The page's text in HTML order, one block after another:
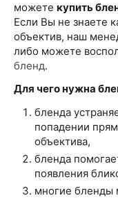
можете купить
Если Вы не знаете
объектив, наш
либо можете
бленд.
Для чего нужна
бленда
попадении
объектива,
бленда
появления
многие бленды